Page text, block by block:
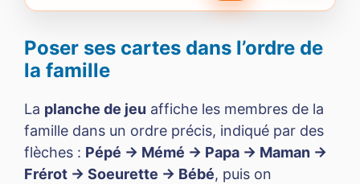
Poser ses cartes dans l’ordre de
la famille
La planche de jeu affiche les membres de la
famille dans un ordre précis, indiqué par des
flèches : Pépé → Mémé → Papa → Maman →
Frérot → Soeurette → Bébé, puis on